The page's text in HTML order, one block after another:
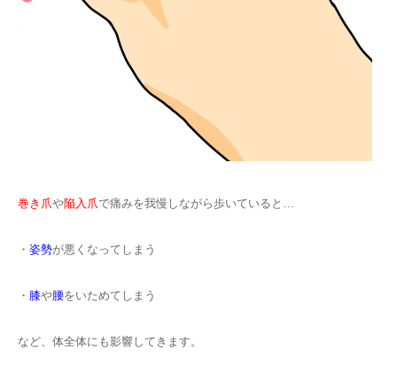
巻き爪や陥入爪で痛みを我慢しながら歩いていると…
・ 姿勢が悪くなってしまう
・ 膝や腰をいためてしまう
など、体全体にも影響してきます。